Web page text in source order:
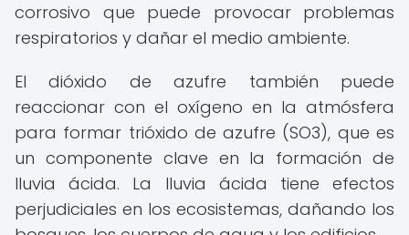
corrosivo que puede provocar problemas
respiratorios y dañar el medio ambiente.
El dióxido de azufre también puede
reaccionar con el oxígeno en la atmósfera
para formar trióxido de azufre (SO3), que es
un componente clave en la formación de
lluvia ácida. La lluvia ácida tiene efectos
perjudiciales en los ecosistemas, dañando los